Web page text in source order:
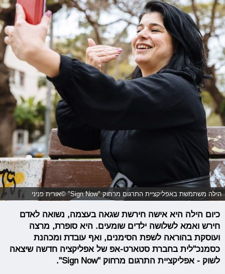
הילה משתמשת באפליקציית התרגום מרחוק "Sign Now" ©אורית פניני
כיום הילה היא אישה חירשת שגאה בעצמה, נשואה לאדם
חירש ואמא לשלושה ילדים שומעים. היא סופרת, מרצה
ועוסקת בהוראה לשפת הסימנים, ואף עובדת ומכהנת
כסמנכ"לית בחברת סטארט-אפ של אפליקציה חדשה שיצאה
לשוק - אפליקציית התרגום מרחוק "Sign Now".